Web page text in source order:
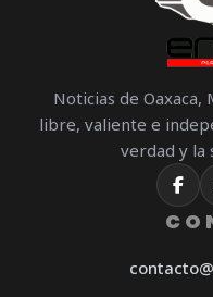
Noticias de Oaxaca,
libre, valiente e
verdad y la